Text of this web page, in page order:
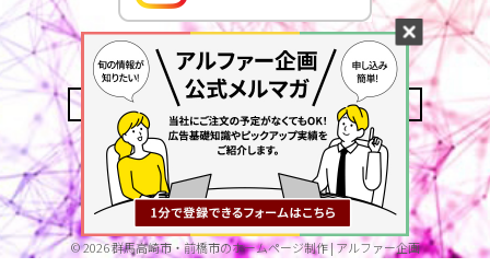
CONTACT US MAIL MAGAZINE
ACCESS
PRIVACY POLICY
©2026群馬高崎市・前橋市のホームページ制作 | アルファー企画